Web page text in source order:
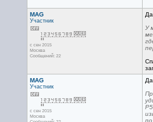
MAG
Участник
с сен 2015
Москва
Сообщений: 22
У
MAG
Участник
с сен 2015
Москва
по